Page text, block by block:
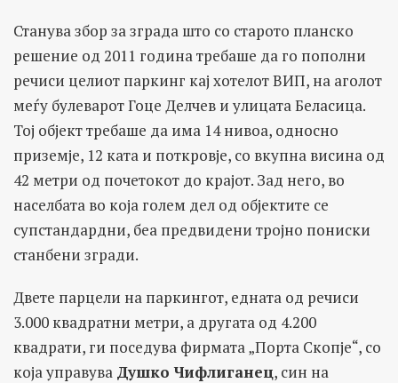
Станува збор за зграда што со старото планско
решение од 2011 година требаше да го пополни
речиси целиот паркинг кај хотелот ВИП, на аголот
меѓу булеварот Гоце Делчев и улицата Беласица.
Тој објект требаше да има 14 нивоа, односно
приземје, 12 ката и поткровје, со вкупна висина од
42 метри од почетокот до крајот. Зад него, во
населбата во која голем дел од објектите се
супстандардни, беа предвидени тројно пониски
станбени згради.
Двете парцели на паркингот, едната од речиси
3.000 квадратни метри, а другата од 4.200
квадрати, ги поседува фирмата „Порта Скопје“, со
која управува Душко Чифлиганец, син на